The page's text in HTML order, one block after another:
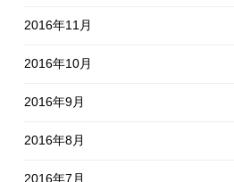
2016年11月
2016年10月
2016年9月
2016年8月
2016年7月